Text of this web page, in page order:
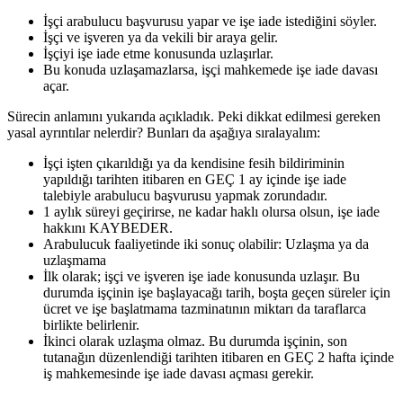
İşçi arabulucu başvurusu yapar ve işe iade istediğini söyler.
İşçi ve işveren ya da vekili bir araya gelir.
İşçiyi işe iade etme konusunda uzlaşırlar.
Bu konuda uzlaşamazlarsa, işçi mahkemede işe iade davası
açar.
Sürecin anlamını yukarıda açıkladık. Peki dikkat edilmesi gereken
yasal ayrıntılar nelerdir? Bunları da aşağıya sıralayalım:
İşçi işten çıkarıldığı ya da kendisine fesih bildiriminin
yapıldığı tarihten itibaren en GEÇ 1 ay içinde işe iade
talebiyle arabulucu başvurusu yapmak zorundadır.
1 aylık süreyi geçirirse, ne kadar haklı olursa olsun, işe iade
hakkını KAYBEDER.
Arabulucuk faaliyetinde iki sonuç olabilir: Uzlaşma ya da
uzlaşmama
İlk olarak; işçi ve işveren işe iade konusunda uzlaşır. Bu
durumda işçinin işe başlayacağı tarih, boşta geçen süreler için
ücret ve işe başlatmama tazminatının miktarı da taraflarca
birlikte belirlenir.
İkinci olarak uzlaşma olmaz. Bu durumda işçinin, son
tutanağın düzenlendiği tarihten itibaren en GEÇ 2 hafta içinde
iş mahkemesinde işe iade davası açması gerekir.